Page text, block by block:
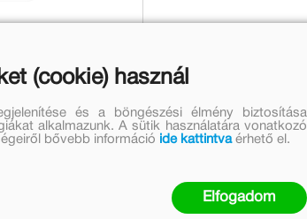
with his full name -
and full-blooded Indian
magic. As they stand
an invention which is
isn’t that an original
(cookie) használ
és a böngészési élmény biztosítása
alkalmazunk. A sütik használatára vonatkozó
bővebb információ ide kattintvaérhető el.
Elfogadom